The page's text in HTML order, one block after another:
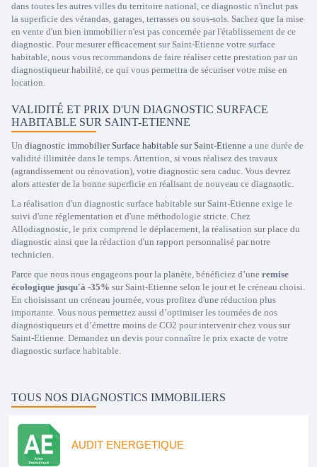
dans toutes les autres villes du territoire national, ce diagnostic n'inclut pas
la superficie des vérandas, garages, terrasses ou sous-sols. Sachez que la mise
en vente d'un bien immobilier n'est pas concernée par l'établissement de ce
diagnostic. Pour mesurer efficacement sur Saint-Etienne votre surface
habitable, nous vous recommandons de faire réaliser cette prestation par un
diagnostiqueur habilité, ce qui vous permettra de sécuriser votre mise en
location.
VALIDITÉ ET PRIX D'UN DIAGNOSTIC SURFACE
HABITABLE SUR SAINT-ETIENNE
Un diagnostic immobilier Surface habitable sur Saint-Etienne a une durée de
validité illimitée dans le temps. Attention, si vous réalisez des travaux
(agrandissement ou rénovation), votre diagnostic sera caduc. Vous devrez
alors attester de la bonne superficie en réalisant de nouveau ce diagnsotic.
La réalisation d'un diagnostic surface habitable sur Saint-Etienne exige le
suivi d'une réglementation et d'une méthodologie stricte. Chez
Allodiagnostic, le prix comprend le déplacement, la réalisation sur place du
diagnostic ainsi que la rédaction d'un rapport personnalisé par notre
technicien.
Parce que nous nous engageons pour la planète, bénéficiez d’une remise
écologique jusqu'à -35% sur Saint-Etienne selon le jour et le créneau choisi.
En choisissant un créneau journée, vous profitez d'une réduction plus
importante. Vous nous permettez aussi d’optimiser les tournées de nos
diagnostiqueurs et d’émettre moins de CO2 pour intervenir chez vous sur
Saint-Etienne. Demandez un devis pour connaître le prix exacte de votre
diagnostic surface habitable.
TOUS NOS DIAGNOSTICS IMMOBILIERS
AUDIT ENERGETIQUE